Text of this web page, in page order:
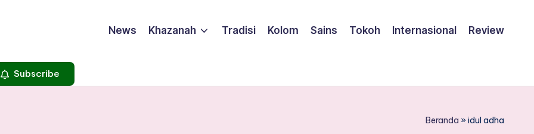
News Khazanah Tradisi Kolom Sains Tokoh Internasional Review
Subscribe
Beranda »idul adha